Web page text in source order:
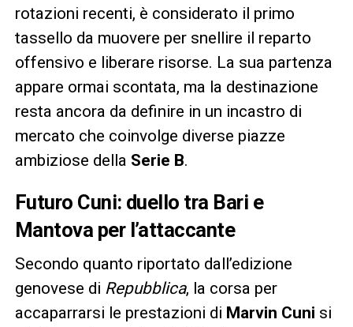
rotazioni recenti, è considerato il primo
tassello da muovere per snellire il reparto
offensivo e liberare risorse. La sua partenza
appare ormai scontata, ma la destinazione
resta ancora da definire in un incastro di
mercato che coinvolge diverse piazze
ambiziose della Serie B.
Futuro Cuni: duello tra Bari e
Mantova per l’attaccante
Secondo quanto riportato dall’edizione
genovese di Repubblica, la corsa per
accaparrarsi le prestazioni di Marvin Cuni si